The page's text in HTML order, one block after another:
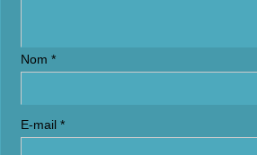
Nom *
E-mail *